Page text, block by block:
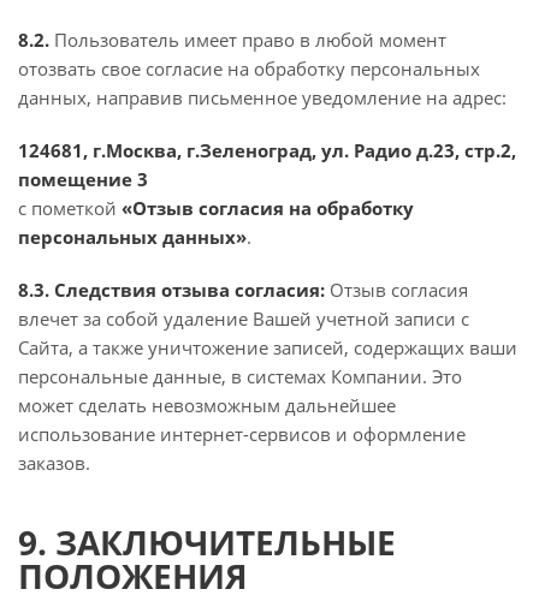
8.2. Пользователь имеет право в любой момент
отозвать свое согласие на обработку персональных
данных, направив письменное уведомление на адрес:
124681, г.Москва, г.Зеленоград, ул. Радио д.23, стр.2,
помещение 3
с пометкой «Отзыв согласия на обработку
персональных данных».
8.3. Следствия отзыва согласия: Отзыв согласия
влечет за собой удаление Вашей учетной записи с
Сайта, а также уничтожение записей, содержащих ваши
персональные данные, в системах Компании. Это
может сделать невозможным дальнейшее
использование интернет-сервисов и оформление
заказов.
9. ЗАКЛЮЧИТЕЛЬНЫЕ
ПОЛОЖЕНИЯ